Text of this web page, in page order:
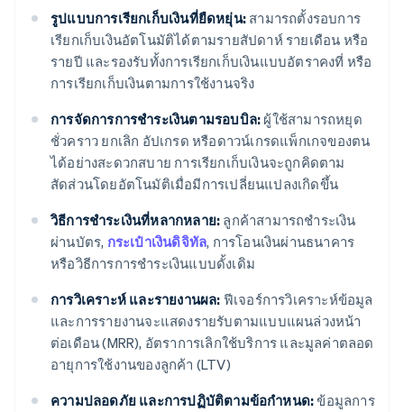
รูปแบบการเรียกเก็บเงินที่ยืดหยุ่น: สามารถตั้งรอบการ
เรียกเก็บเงินอัตโนมัติได้ตามรายสัปดาห์ รายเดือน หรือ
รายปี และรองรับทั้งการเรียกเก็บเงินแบบอัตราคงที่ หรือ
การเรียกเก็บเงินตามการใช้งานจริง
การจัดการการชำระเงินตามรอบบิล: ผู้ใช้สามารถหยุด
ชั่วคราว ยกเลิก อัปเกรด หรือดาวน์เกรดแพ็กเกจของตน
ได้อย่างสะดวกสบาย การเรียกเก็บเงินจะถูกคิดตาม
สัดส่วนโดยอัตโนมัติเมื่อมีการเปลี่ยนแปลงเกิดขึ้น
วิธีการชำระเงินที่หลากหลาย: ลูกค้าสามารถชำระเงิน
ผ่านบัตร, กระเป๋าเงินดิจิทัล, การโอนเงินผ่านธนาคาร
หรือวิธีการการชำระเงินแบบดั้งเดิม
การวิเคราะห์ และรายงานผล: ฟีเจอร์การวิเคราะห์ข้อมูล
และการรายงานจะแสดงรายรับตามแบบแผนล่วงหน้า
ต่อเดือน (MRR), อัตราการเลิกใช้บริการ และมูลค่าตลอด
อายุการใช้งานของลูกค้า (LTV)
ความปลอดภัย และการปฏิบัติตามข้อกำหนด:ข้อมูลการ